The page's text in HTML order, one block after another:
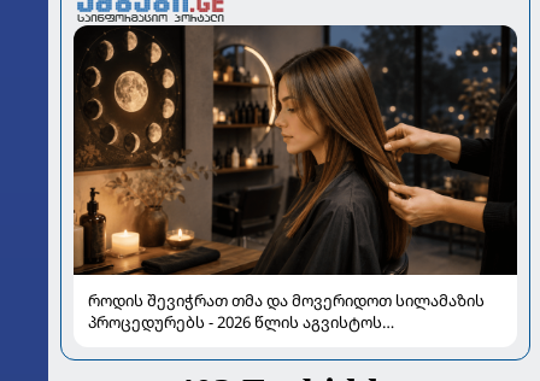
როდის შევიჭრათ თმა და მოვერიდოთ სილამაზის
პროცედურებს - 2026 წლის აგვისტოს